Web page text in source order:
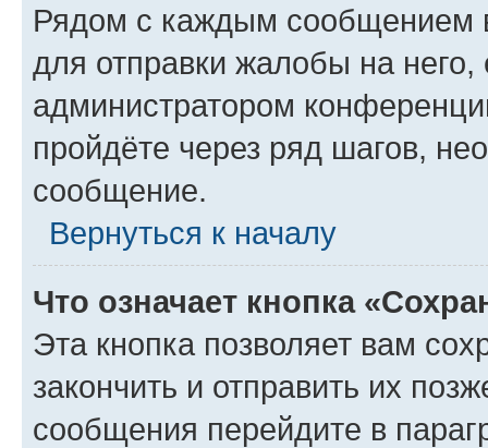
Рядом с каждым сообщением
для отправки жалобы на
администратором
пройдёте через ряд шагов,
сообщение.
Вернуться к началу
Что означает кнопка
Эта кнопка позволяет вам
закончить и отправить их
сообщения перейдите в